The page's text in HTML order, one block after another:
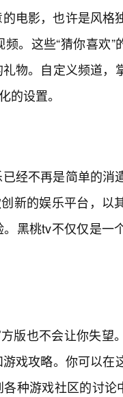
电影，也许是风格
。这些“猜你喜欢
物。自定义频道，
的设置。
经不再是简单的消
新的娱乐平台，以
黑桃tv不仅仅是一
版也不会让你失望
戏攻略。你可以在
种游戏社区的讨